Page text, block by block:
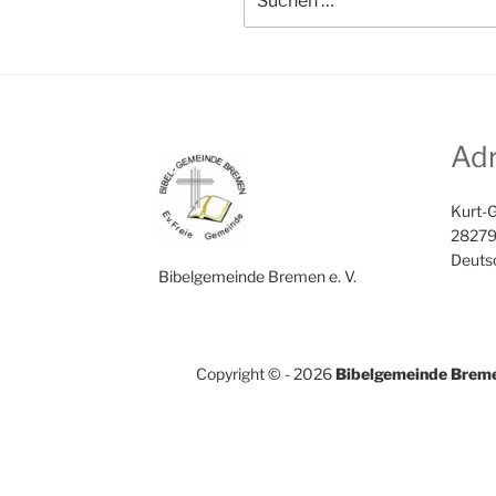
nach:
Bibelgemeinde Bremen e. V.
Kurt-
Copyright © - 2026Bibelgemeinde